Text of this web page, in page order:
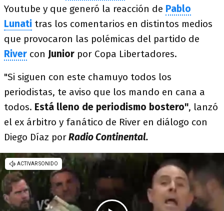
Youtube y que generó la reacción de Pablo
Lunati tras los comentarios en distintos medios
que provocaron las polémicas del partido de
River con Junior por Copa Libertadores.
"Si siguen con este chamuyo todos los
periodistas, te aviso que los mando en cana a
todos. Está lleno de periodismo bostero", lanzó
el ex árbitro y fanático de River en diálogo con
Diego Díaz porRadio Continental.